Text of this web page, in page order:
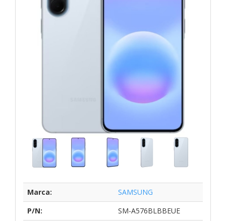
Marca:
SAMSUNG
P/N:
SM-A576BLBBEUE